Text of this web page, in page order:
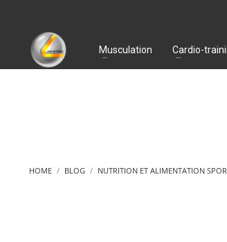
Musculation Cardio-
HOME BLOG NUTRITION ET ALIMENTATION